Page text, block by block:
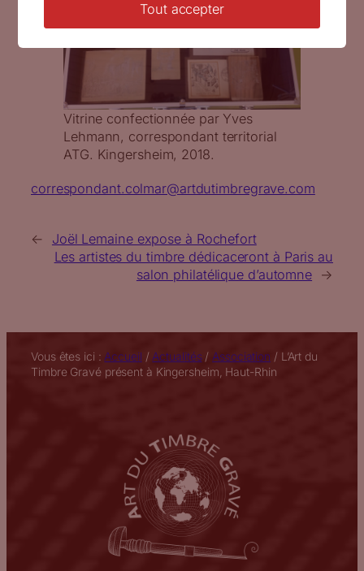
Vitrine confectionnée par Yves
Lehmann, correspondant territorial
ATG. Kingersheim, 2018.
correspondant.colmar@artdutimbregrave.com
←
Joël Lemaine expose à Rochefort
Les artistes du timbre dédicaceront à Paris au
salon philatélique d’automne →
Vous êtes ici : Accueil / Actualités/ Association / L’Art du
Timbre Gravé présent à Kingersheim, Haut-Rhin
Tout accepter